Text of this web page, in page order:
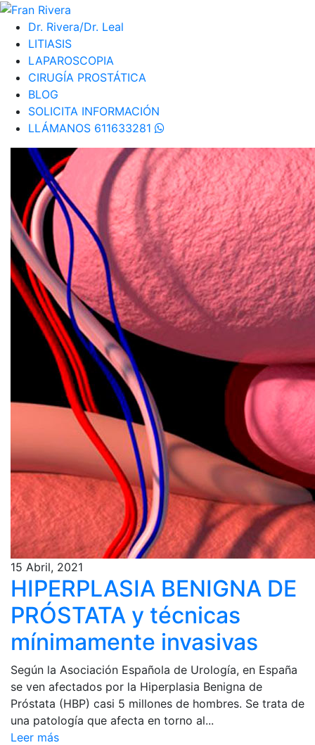
Dr. Rivera/Dr. Leal
LITIASIS
LAPAROSCOPIA
CIRUGÍA PROSTÁTICA
BLOG
SOLICITA INFORMACIÓN
LLÁMANOS 611633281
15 Abril, 2021
HIPERPLASIA BENIGNA DE
PRÓSTATA y técnicas
mínimamente invasivas
Según la Asociación Española de Urología, en España
se ven afectados por la Hiperplasia Benigna de
Próstata (HBP) casi 5 millones de hombres. Se trata de
una patología que afecta en torno al...
Leer más